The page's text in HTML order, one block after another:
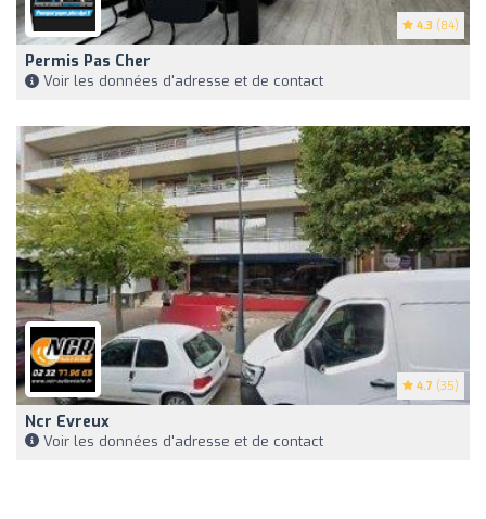
4.3 (84)
Permis Pas Cher
Voir les données d'adresse et de contact
4.7 (35)
Ncr Evreux
Voir les données d'adresse et de contact